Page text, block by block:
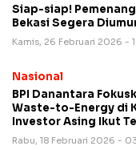
Siap-siap!
Bekasi Segera
Kamis, 26 Februari 2026 -
Nasional
BPI Danantara
Waste-to-Energy di
Investor Asing Ikut
Rabu, 18 Februari 2026 -